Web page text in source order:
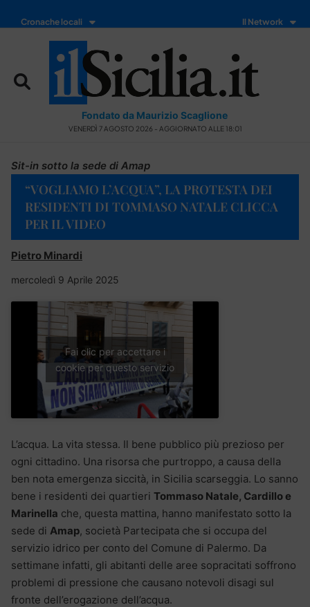
Cronache locali Il Network
Fondato da Maurizio Scaglione
VENERDÌ 7 AGOSTO 2026 - AGGIORNATO ALLE 18:01
Sit-in sotto la sede di Amap
“VOGLIAMO L’ACQUA”, LA PROTESTA DEI
RESIDENTI DI TOMMASO NATALE CLICCA
PER IL VIDEO
Pietro Minardi
mercoledì 9 Aprile 2025
Fai clic per accettare i
cookie per questo servizio
L’acqua. La vita stessa. Il bene pubblico più prezioso per
ogni cittadino. Una risorsa che purtroppo, a causa della
ben nota emergenza siccità, in Sicilia scarseggia. Lo sanno
bene i residenti dei quartieri Tommaso Natale, Cardillo e
Marinella che, questa mattina, hanno manifestato sotto la
sede di Amap, società Partecipata che si occupa del
servizio idrico per conto del Comune di Palermo. Da
settimane infatti, gli abitanti delle aree sopracitati soffrono
problemi di pressione che causano notevoli disagi sul
fronte dell’erogazione dell’acqua.